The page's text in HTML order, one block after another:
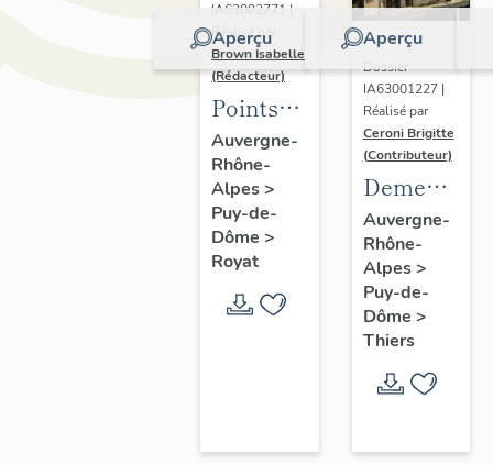
Aperçu
IA63002771 |
Réalisé par
Brown Isabelle
(Rédacteur)
Points
de vue
sur le
paysage
thermal
Auvergne-
Rhône-
Alpes>
Puy-de-
Dôme >
Royat
Aperçu
Dossier
IA63001227 |
Réalisé par
Ceroni Brigitte
(Contributeur)
Demeures
en site
de pente
Auvergne-
Rhône-
Alpes>
Puy-de-
Dôme >
Thiers